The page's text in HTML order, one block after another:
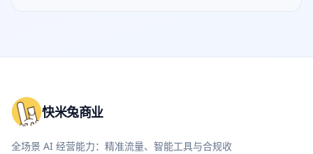
快米兔商业
全场景 AI 经营能力：精准流量、智能工具与合规收